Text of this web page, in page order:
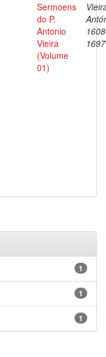
Sermoens
do P.
Antonio
Vieira
(Volume
01)
1697
1
1
1